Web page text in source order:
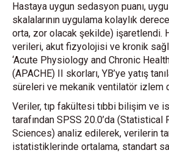
Hastaya uygun sedasyon puanı,
skalalarının uygulama kolaylık
orta, zor olacak şekilde) işaretlendi.
verileri, akut fizyolojisi ve kronik
‘Acute Physiology and Chronic
(APACHE) II skorları, YB’ye yatış
süreleri ve mekanik ventilatör izlem
Veriler, tıp fakültesi tıbbi bilişim ve
tarafından SPSS 20.0’da
Sciences) analiz edilerek, verilerin
istatistiklerinde ortalama, standart